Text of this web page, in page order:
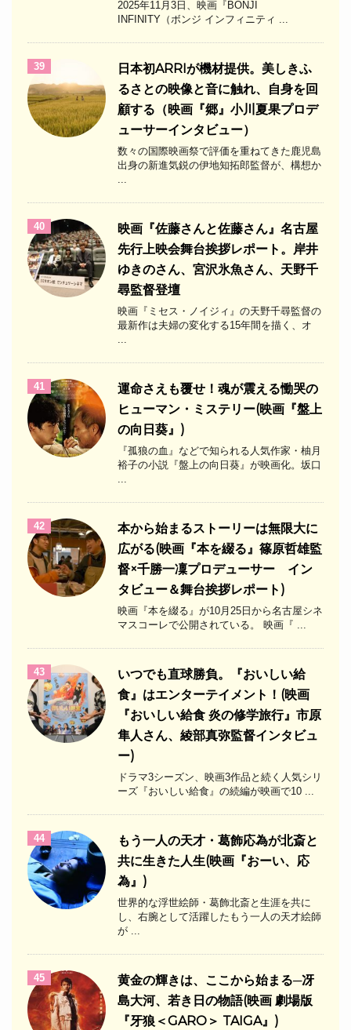
2025年11月3日、映画『BONJI
INFINITY（ボンジ インフィニティ ...
39
日本初ARRIが機材提供。美しきふ
るさとの映像と音に触れ、自身を回
顧する（映画『郷』小川夏果プロデ
ューサーインタビュー）
数々の国際映画祭で評価を重ねてきた鹿児島
出身の新進気鋭の伊地知拓郎監督が、構想か
...
40
映画『佐藤さんと佐藤さん』名古屋
先行上映会舞台挨拶レポート。岸井
ゆきのさん、宮沢氷魚さん、天野千
尋監督登壇
映画『ミセス・ノイジィ』の天野千尋監督の
最新作は夫婦の変化する15年間を描く、オ
...
41
運命さえも覆せ！魂が震える慟哭の
ヒューマン・ミステリー(映画『盤上
の向日葵』)
『孤狼の血』などで知られる人気作家・柚月
裕子の小説『盤上の向日葵』が映画化。坂口
...
42
本から始まるストーリーは無限大に
広がる(映画『本を綴る』篠原哲雄監
督×千勝一凜プロデューサー イン
タビュー＆舞台挨拶レポート)
映画『本を綴る』が10月25日から名古屋シネ
マスコーレで公開されている。 映画『 ...
43
いつでも直球勝負。『おいしい給
食』はエンターテイメント！(映画
『おいしい給食 炎の修学旅行』市原
隼人さん、綾部真弥監督インタビュ
ー)
ドラマ3シーズン、映画3作品と続く人気シリ
ーズ『おいしい給食』の続編が映画で10 ...
44
もう一人の天才・葛飾応為が北斎と
共に生きた人生(映画『おーい、応
為』)
世界的な浮世絵師・葛飾北斎と生涯を共に
し、右腕として活躍したもう一人の天才絵師
が ...
45
黄金の輝きは、ここから始まる─冴
島大河、若き日の物語(映画 劇場版
『牙狼＜GARO＞ TAIGA』)